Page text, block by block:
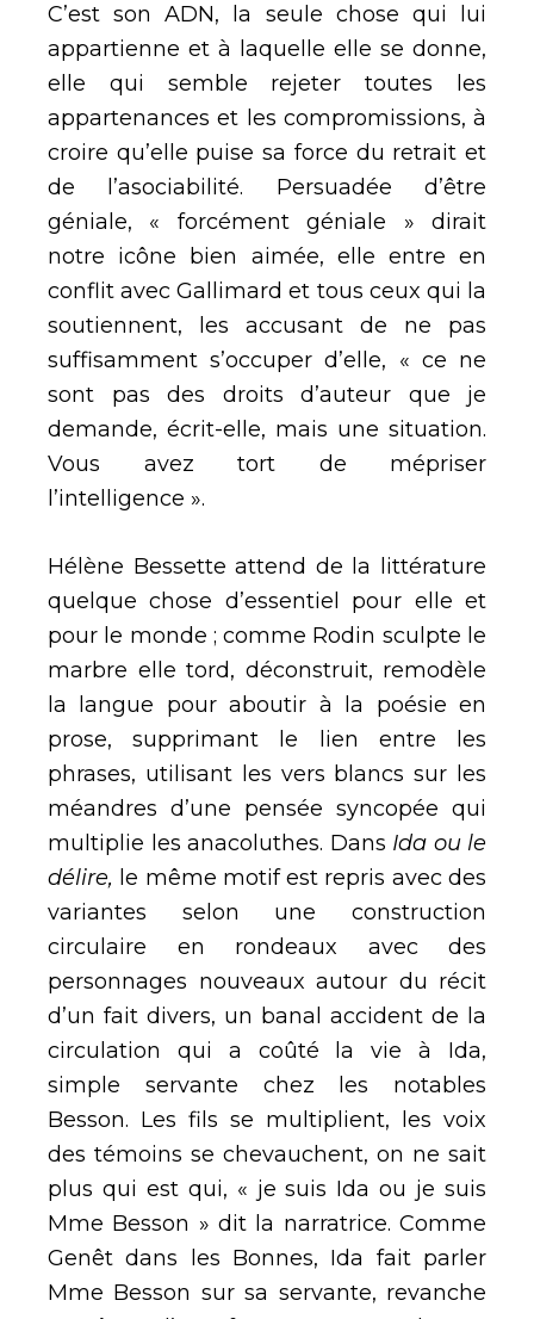
C’est son ADN, la seule chose qui lui
appartienne et à laquelle elle se donne,
elle qui semble rejeter toutes les
appartenances et les compromissions, à
croire qu’elle puise sa force du retrait et
de l’asociabilité. Persuadée d’être
géniale, « forcément géniale » dirait
notre icône bien aimée, elle entre en
conflit avec Gallimard et tous ceux qui la
soutiennent, les accusant de ne pas
suffisamment s’occuper d’elle, « ce ne
sont pas des droits d’auteur que je
demande, écrit-elle, mais une situation.
Vous avez tort de mépriser
l’intelligence ».
Hélène Bessette attend de la littérature
quelque chose d’essentiel pour elle et
pour le monde ; comme Rodin sculpte le
marbre elle tord, déconstruit, remodèle
la langue pour aboutir à la poésie en
prose, supprimant le lien entre les
phrases, utilisant les vers blancs sur les
méandres d’une pensée syncopée qui
multiplie les anacoluthes. Dans Ida ou le
délire, le même motif est repris avec des
variantes selon une construction
circulaire en rondeaux avec des
personnages nouveaux autour du récit
d’un fait divers, un banal accident de la
circulation qui a coûté la vie à Ida,
simple servante chez les notables
Besson. Les fils se multiplient, les voix
des témoins se chevauchent, on ne sait
plus qui est qui, « je suis Ida ou je suis
Mme Besson » dit la narratrice. Comme
Genêt dans les Bonnes, Ida fait parler
Mme Besson sur sa servante, revanche